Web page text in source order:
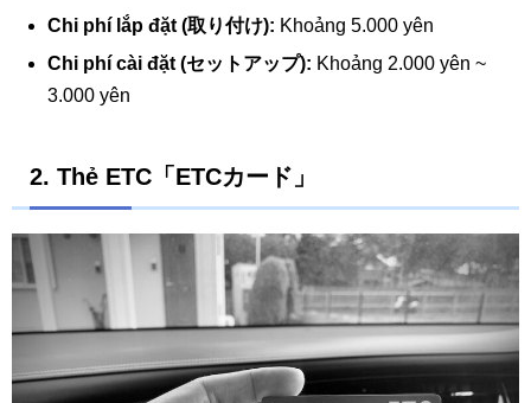
Chi phí lắp đặt (取り付け): Khoảng 5.000 yên
Chi phí cài đặt (セットアップ): Khoảng 2.000 yên ~
3.000 yên
2. Thẻ ETC「ETCカード」